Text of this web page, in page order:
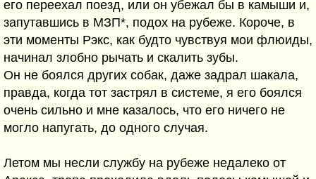
его переехал поезд, или он убежал бы в камыши и,
запутавшись в МЗП*, подох на рубеже. Короче, в
эти моменты Рэкс, как будто чувствуя мои флюиды,
начинал злобно рычать и скалить зубы.
Он не боялся других собак, даже задрал шакала,
правда, когда тот застрял в системе, я его боялся
очень сильно и мне казалось, что его ничего не
могло напугать, до одного случая.
Летом мы несли службу на рубеже недалеко от